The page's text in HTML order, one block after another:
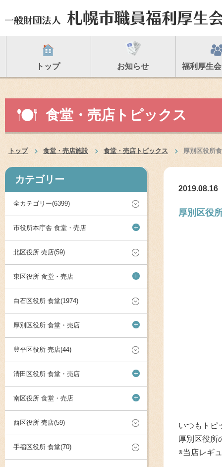
トップ お知らせ 福利厚生
食堂・売店トピックス
トップ 食堂・売店施設 食堂・売店トピックス 厚別区役所
カテゴリー
全カテゴリー(6399)
市役所本庁舎 食堂・売店 +
北区役所 売店(59)
東区役所 食堂・売店 +
白石区役所 食堂(1974)
厚別区役所 食堂・売店 +
豊平区役所 売店(44)
清田区役所 食堂・売店 +
南区役所 食堂・売店 +
西区役所 売店(59)
手稲区役所 食堂(70)
2019.08.16
厚別区役
いつもトピ
厚別区役所
※当店レギ